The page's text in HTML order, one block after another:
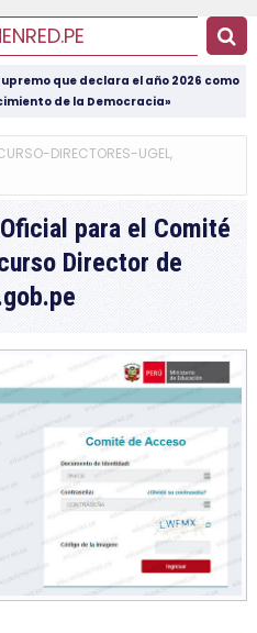
que declara el año 2026 como
de la Democracia»
DIRECTORES-UGEL,
para el Comité
Director de